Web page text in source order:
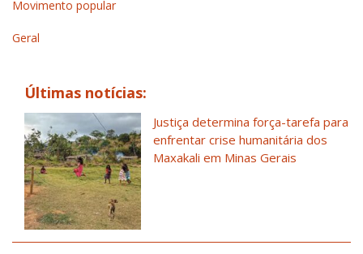
Movimento popular
Geral
Últimas notícias:
Justiça determina força-tarefa para
enfrentar crise humanitária dos
Maxakali em Minas Gerais